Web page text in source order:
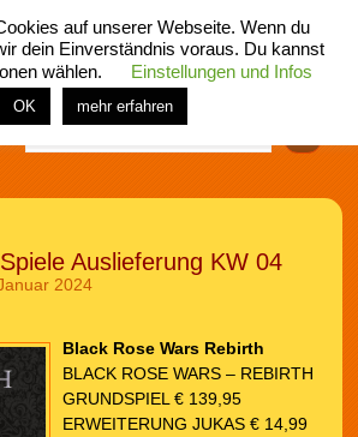
menü
comic spiel fotos shop
Auslieferung KW 04
2024
Black Rose Wars Rebirth
BLACK ROSE WARS – REBIRTH
GRUNDSPIEL € 139,95
ERWEITERUNG JUKAS € 14,99
auf unserer Webseite. Wenn du
dein Einverständnis voraus. Du kannst
wählen.
Einstellungen und Infos
OK mehr erfahren